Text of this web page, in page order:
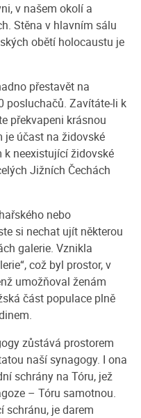
v našem okolí a
Stěna v hlavním sálu
obětí holocaustu je
přestavět na
posluchačů. Zavítáte-li k
překvapeni krásnou
je účast na židovské
k neexistující židovské
Jižních Čechách
nebo
si nechat ujít některou
galerie. Vznikla
což byl prostor, v
umožňoval ženám
část populace plně
zůstává prostorem
naší synagogy. I ona
schrány na Tóru, jež
– Tóru samotnou.
schránu, je darem